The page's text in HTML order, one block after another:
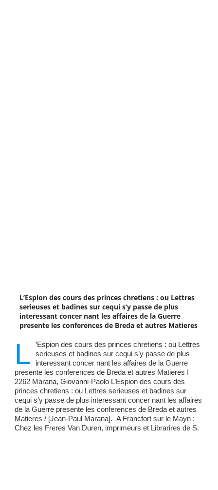
L’Espion des cours des princes chretiens : ou Lettres
serieuses et badines sur cequi s’y passe de plus
interessant concer nant les affaires de la Guerre
presente les conferences de Breda et autres Matieres
L
’Espion des cours des princes chretiens : ou Lettres
serieuses et badines sur cequi s’y passe de plus
interessant concer nant les affaires de la Guerre
presente les conferences de Breda et autres Matieres I
2262 Marana, Giovanni-Paolo L’Espion des cours des
princes chretiens : ou Lettres serieuses et badines sur
cequi s’y passe de plus interessant concer nant les affaires
de la Guerre presente les conferences de Breda et autres
Matieres / [Jean-Paul Marana].- A Francfort sur le Mayn :
Chez les Freres Van Duren, imprimeurs et Librarires de S.